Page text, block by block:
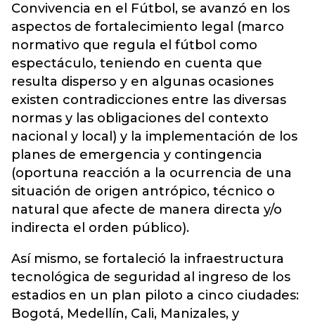
Convivencia en el Fútbol, se avanzó en los
aspectos de fortalecimiento legal (marco
normativo que regula el fútbol como
espectáculo, teniendo en cuenta que
resulta disperso y en algunas ocasiones
existen contradicciones entre las diversas
normas y las obligaciones del contexto
nacional y local) y la implementación de los
planes de emergencia y contingencia
(oportuna reacción a la ocurrencia de una
situación de origen antrópico, técnico o
natural que afecte de manera directa y/o
indirecta el orden público).
Así mismo, se fortaleció la infraestructura
tecnológica de seguridad al ingreso de los
estadios en un plan piloto a cinco ciudades:
Bogotá, Medellín, Cali, Manizales, y